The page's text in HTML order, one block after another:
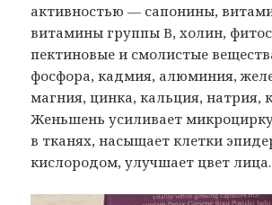
активностью — сапонины,
витамины группы В, холин,
пектиновые и смолистые
фосфора, кадмия, алюминия,
магния, цинка, кальция, натрия,
Женьшень усиливает
в тканях, насыщает клетки
кислородом, улучшает цвет лица.